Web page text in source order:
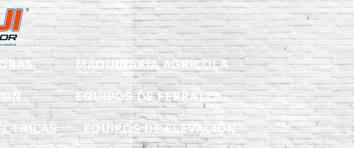
MAQUINARIA AGRICOLA
EQUIPOS DE FERRALLA
EQUIPOS DE ELEVACIÓN